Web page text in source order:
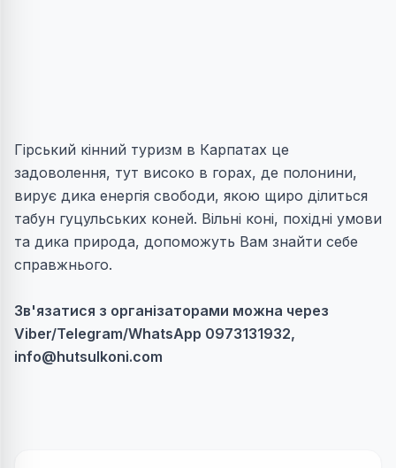
Гірський кінний туризм в Карпатах це
задоволення, тут високо в горах, де полонини,
вирує дика енергія свободи, якою щиро ділиться
табун гуцульських коней. Вільні коні, похідні умови
та дика природа, допоможуть Вам знайти себе
справжнього.
Зв'язатися з організаторами можна через
Viber/Telegram/WhatsApp 0973131932,
info@hutsulkoni.com